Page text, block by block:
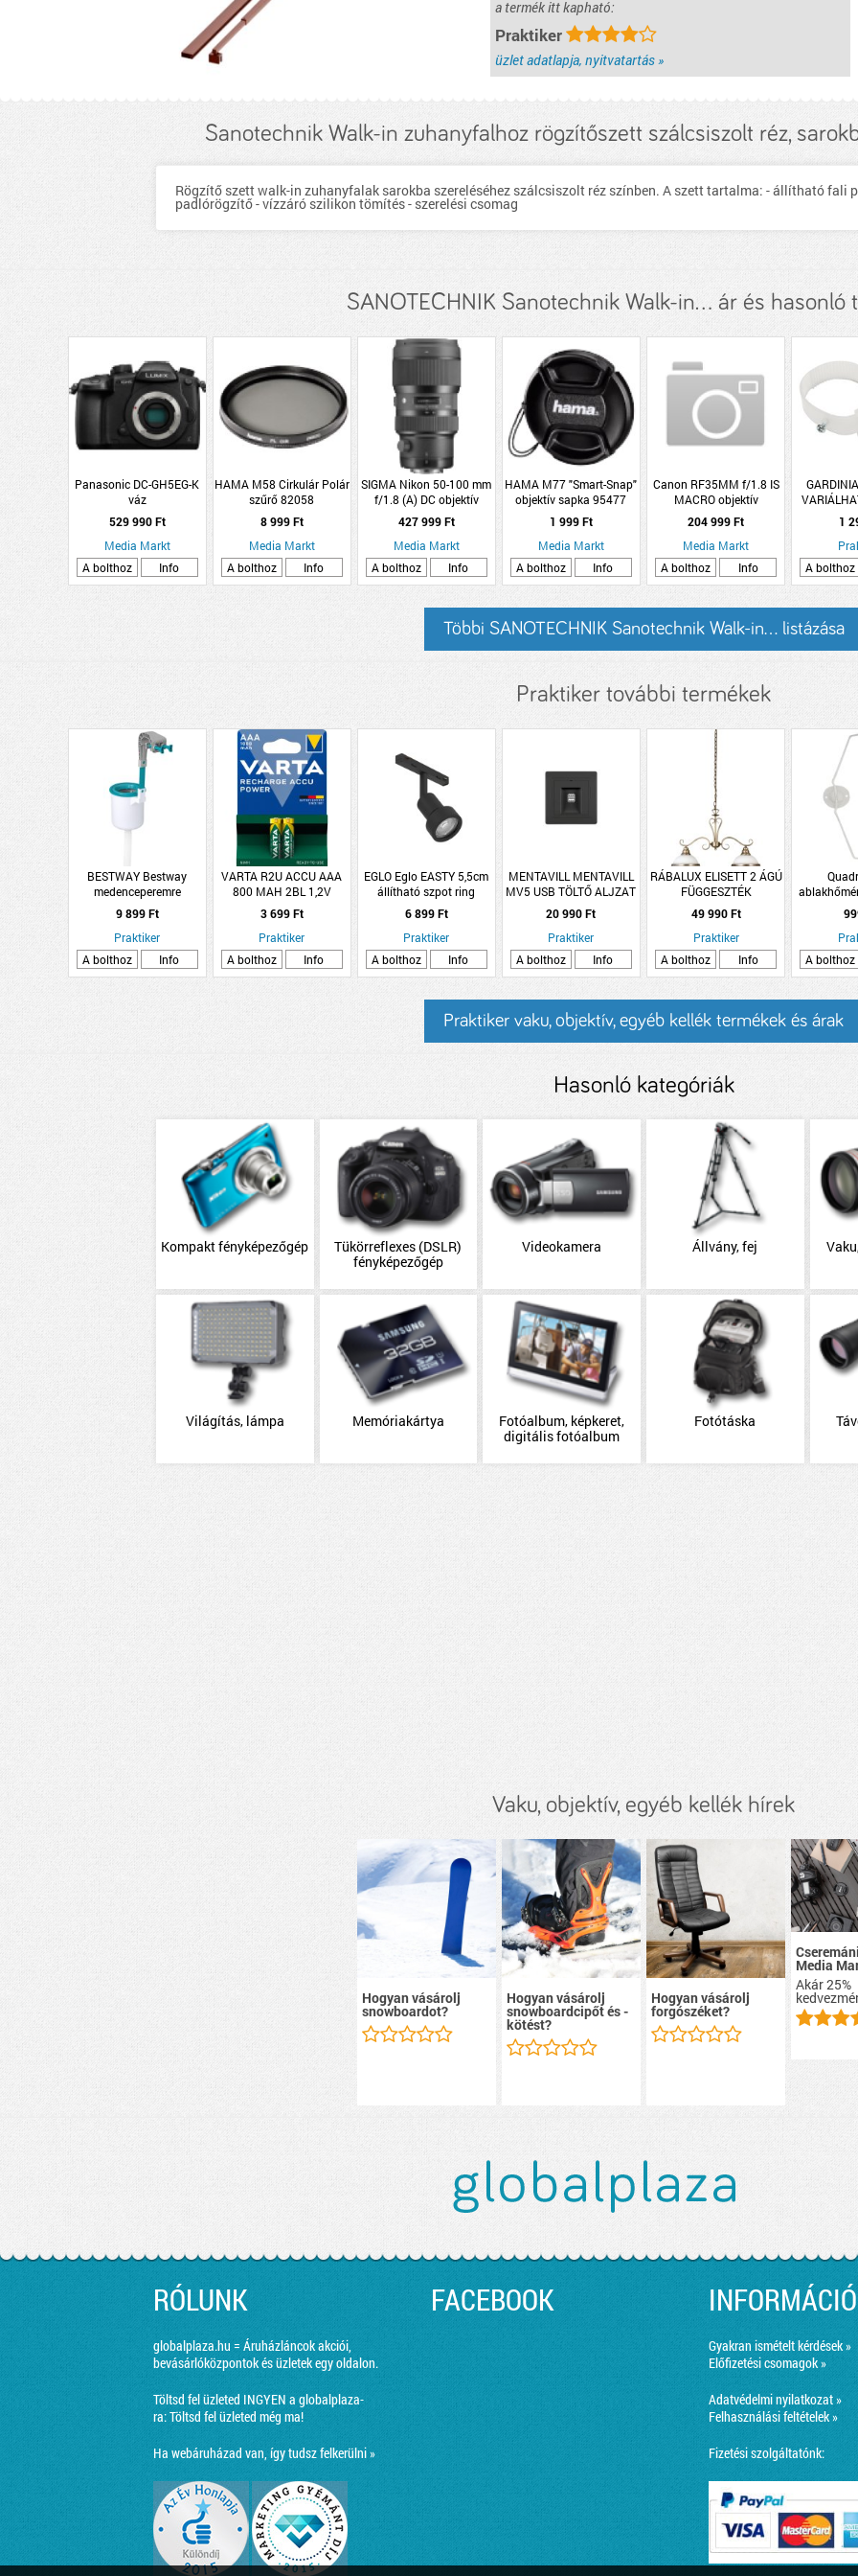
a termék itt kapható:
Praktiker
üzlet adatlapja, nyitvatartás »
Sanotechnik Walk-in zuhanyfalhoz rögzítőszett szálcsiszolt réz,
Rögzítő szett walk-in zuhanyfalak sarokba szereléséhez szálcsiszolt réz színben. A szett tartalma: - állítható fali
padlórögzítő - vízzáró szilikon tömítés - szerelési csomag
SANOTECHNIK Sanotechnik Walk-in... ár és hasonló
Panasonic DC-GH5EG-K
váz
529 990 Ft
Media Markt
A bolthoz
Info
HAMA M58 Cirkulár Polár
szűrő 82058
8 999 Ft
Media Markt
A bolthoz
Info
SIGMA Nikon 50-100 mm
f/1.8 (A) DC objektív
427 999 Ft
Media Markt
A bolthoz
Info
HAMA M77 "Smart-Snap"
objektív sapka 95477
1 999 Ft
Media Markt
A bolthoz
Info
Canon RF35MM f/1.8 IS
MACRO objektív
204 999 Ft
Media Markt
A bolthoz
Info
SÍNHEZ 2
1
A bolthoz
Többi SANOTECHNIK Sanotechnik Walk-in... listázása
Praktiker további termékek
BESTWAY Bestway
medenceperemre
akasztható szkimmer
9 899 Ft
Praktiker
A bolthoz
Info
VARTA R2U ACCU AAA
800 MAH 2BL 1,2V
3 699 Ft
Praktiker
A bolthoz
Info
EGLO Eglo EASTY 5,5cm
állítható szpot ring
6 899 Ft
Praktiker
A bolthoz
Info
MENTAVILL MENTAVILL
MV5 USB TÖLTŐ ALJZAT
DUPLA 2.1A FEKETE
20 990 Ft
Praktiker
A bolthoz
Info
RÁBALUX ELISETT 2 ÁGÚ
FÜGGESZTÉK
49 990 Ft
Praktiker
A bolthoz
Info
A bolthoz
Praktiker vaku, objektív, egyéb kellék termékek és árak
Hasonló kategóriák
Kompakt fényképezőgép
Tükörreflexes (DSLR)
fényképezőgép
Videokamera Állvány, fej
Világítás, lámpa Memóriakártya
Fotóalbum, képkeret,
digitális fotóalbum
Fotótáska
Vaku, objektív, egyéb kellék hírek
Hogyan vásárolj
snowboardot?
Hogyan vásárolj
snowboardcipőt és -
kötést?
Hogyan vásárolj
forgószéket?
Media
Akár 25%
RÓLUNK
globalplaza.hu = Áruházláncok akciói,
bevásárlóközpontok és üzletek egy oldalon.
Töltsd fel üzleted INGYEN a globalplaza-
ra:Töltsd fel üzleted még ma!
Ha webáruházad van, így tudsz felkerülni »
FACEBOOK INFORMÁCIÓ
Gyakran ismételt kérdések »
Előfizetési csomagok »
Adatvédelmi nyilatkozat »
Felhasználási feltételek »
Fizetési szolgáltatónk: